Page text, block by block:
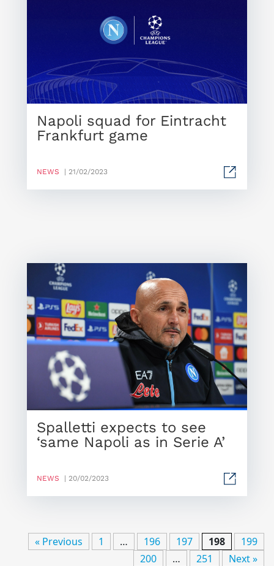
Napoli squad for Eintracht
Frankfurt game
NEWS | 21/02/2023
Spalletti expects to see
‘same Napoli as in Serie A’
NEWS | 20/02/2023
« Previous 1 … 196 197 198
199
200
… 251 Next »